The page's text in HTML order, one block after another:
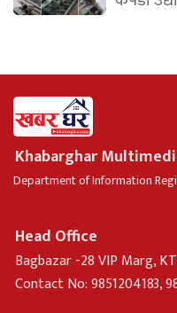
Khabarghar
Department of Information
Head Office
Bagbazar -28 VIP Marg,
Contact No: 9851204183,